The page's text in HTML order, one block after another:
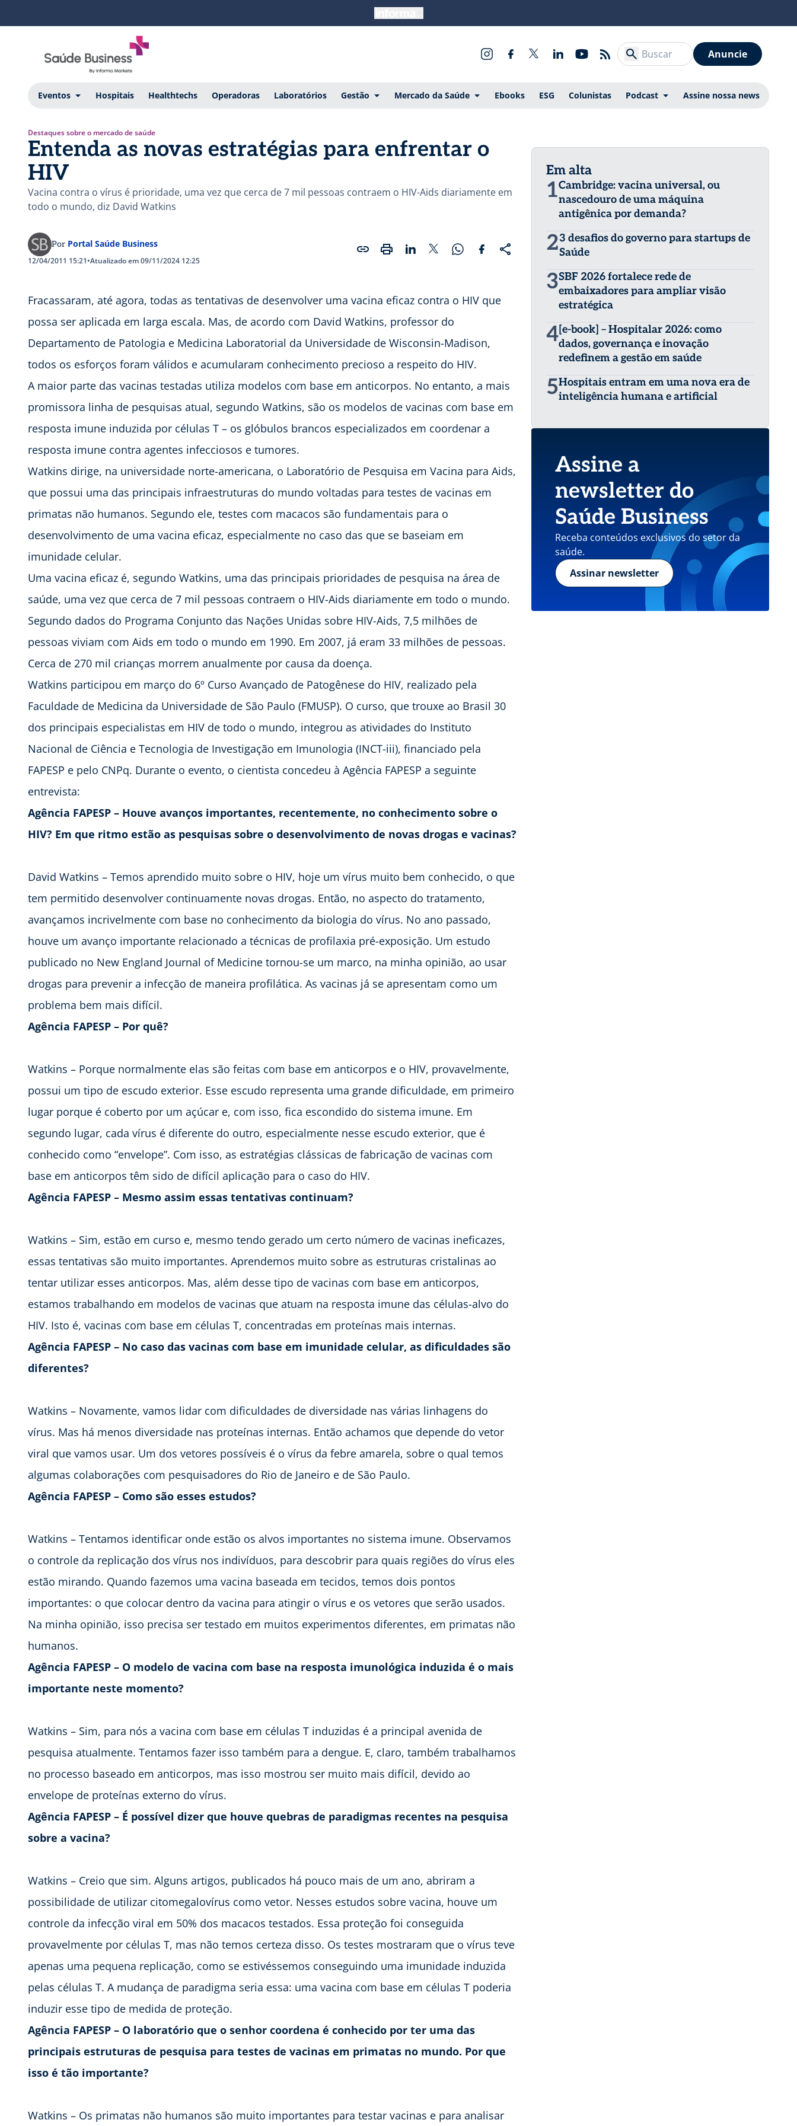
Anuncie
Eventos Hospitais Healthtechs Operadoras Laboratórios Gestão Mercado da Saúde Ebooks ESG Colunistas Podcast Assine nossa news
Destaques sobre o mercado de saúde
Entenda as novas estratégias para enfrentar o
HIV
Vacina contra o vírus é prioridade, uma vez que cerca de 7 mil pessoas contraem o HIV-Aids diariamente em
todo o mundo, diz David Watkins
Por Portal Saúde Business
12/04/2011 15:21•Atualizado em 09/11/2024 12:25
Fracassaram, até agora, todas as tentativas de desenvolver uma vacina eficaz contra o HIV que
possa ser aplicada em larga escala. Mas, de acordo com David Watkins, professor do
Departamento de Patologia e Medicina Laboratorial da Universidade de Wisconsin-Madison,
todos os esforços foram válidos e acumularam conhecimento precioso a respeito do HIV.
A maior parte das vacinas testadas utiliza modelos com base em anticorpos. No entanto, a mais
promissora linha de pesquisas atual, segundo Watkins, são os modelos de vacinas com base em
resposta imune induzida por células T – os glóbulos brancos especializados em coordenar a
resposta imune contra agentes infecciosos e tumores.
Watkins dirige, na universidade norte-americana, o Laboratório de Pesquisa em Vacina para Aids,
que possui uma das principais infraestruturas do mundo voltadas para testes de vacinas em
primatas não humanos. Segundo ele, testes com macacos são fundamentais para o
desenvolvimento de uma vacina eficaz, especialmente no caso das que se baseiam em
imunidade celular.
Uma vacina eficaz é, segundo Watkins, uma das principais prioridades de pesquisa na área de
saúde, uma vez que cerca de 7 mil pessoas contraem o HIV-Aids diariamente em todo o mundo.
Segundo dados do Programa Conjunto das Nações Unidas sobre HIV-Aids, 7,5 milhões de
pessoas viviam com Aids em todo o mundo em 1990. Em 2007, já eram 33 milhões de pessoas.
Cerca de 270 mil crianças morrem anualmente por causa da doença.
Watkins participou em março do 6º Curso Avançado de Patogênese do HIV, realizado pela
Faculdade de Medicina da Universidade de São Paulo (FMUSP). O curso, que trouxe ao Brasil 30
dos principais especialistas em HIV de todo o mundo, integrou as atividades do Instituto
Nacional de Ciência e Tecnologia de Investigação em Imunologia (INCT-iii), financiado pela
FAPESP e pelo CNPq. Durante o evento, o cientista concedeu à Agência FAPESP a seguinte
entrevista:
Agência FAPESP – Houve avanços importantes, recentemente, no conhecimento sobre o
HIV? Em que ritmo estão as pesquisas sobre o desenvolvimento de novas drogas e vacinas?
David Watkins – Temos aprendido muito sobre o HIV, hoje um vírus muito bem conhecido, o que
tem permitido desenvolver continuamente novas drogas. Então, no aspecto do tratamento,
avançamos incrivelmente com base no conhecimento da biologia do vírus. No ano passado,
houve um avanço importante relacionado a técnicas de profilaxia pré-exposição. Um estudo
publicado no New England Journal of Medicine tornou-se um marco, na minha opinião, ao usar
drogas para prevenir a infecção de maneira profilática. As vacinas já se apresentam como um
problema bem mais difícil.
Agência FAPESP – Por quê?
Watkins – Porque normalmente elas são feitas com base em anticorpos e o HIV, provavelmente,
possui um tipo de escudo exterior. Esse escudo representa uma grande dificuldade, em primeiro
lugar porque é coberto por um açúcar e, com isso, fica escondido do sistema imune. Em
segundo lugar, cada vírus é diferente do outro, especialmente nesse escudo exterior, que é
conhecido como “envelope”. Com isso, as estratégias clássicas de fabricação de vacinas com
base em anticorpos têm sido de difícil aplicação para o caso do HIV.
Agência FAPESP – Mesmo assim essas tentativas continuam?
Watkins – Sim, estão em curso e, mesmo tendo gerado um certo número de vacinas ineficazes,
essas tentativas são muito importantes. Aprendemos muito sobre as estruturas cristalinas ao
tentar utilizar esses anticorpos. Mas, além desse tipo de vacinas com base em anticorpos,
estamos trabalhando em modelos de vacinas que atuam na resposta imune das células-alvo do
HIV. Isto é, vacinas com base em células T, concentradas em proteínas mais internas.
Agência FAPESP – No caso das vacinas com base em imunidade celular, as dificuldades são
diferentes?
Watkins – Novamente, vamos lidar com dificuldades de diversidade nas várias linhagens do
vírus. Mas há menos diversidade nas proteínas internas. Então achamos que depende do vetor
viral que vamos usar. Um dos vetores possíveis é o vírus da febre amarela, sobre o qual temos
algumas colaborações com pesquisadores do Rio de Janeiro e de São Paulo.
Agência FAPESP – Como são esses estudos?
Watkins – Tentamos identificar onde estão os alvos importantes no sistema imune. Observamos
o controle da replicação dos vírus nos indivíduos, para descobrir para quais regiões do vírus eles
estão mirando. Quando fazemos uma vacina baseada em tecidos, temos dois pontos
importantes: o que colocar dentro da vacina para atingir o vírus e os vetores que serão usados.
Na minha opinião, isso precisa ser testado em muitos experimentos diferentes, em primatas não
humanos.
Agência FAPESP – O modelo de vacina com base na resposta imunológica induzida é o mais
importante neste momento?
Watkins – Sim, para nós a vacina com base em células T induzidas é a principal avenida de
pesquisa atualmente. Tentamos fazer isso também para a dengue. E, claro, também trabalhamos
no processo baseado em anticorpos, mas isso mostrou ser muito mais difícil, devido ao
envelope de proteínas externo do vírus.
Agência FAPESP – É possível dizer que houve quebras de paradigmas recentes na pesquisa
sobre a vacina?
Watkins – Creio que sim. Alguns artigos, publicados há pouco mais de um ano, abriram a
possibilidade de utilizar citomegalovírus como vetor. Nesses estudos sobre vacina, houve um
controle da infecção viral em 50% dos macacos testados. Essa proteção foi conseguida
provavelmente por células T, mas não temos certeza disso. Os testes mostraram que o vírus teve
apenas uma pequena replicação, como se estivéssemos conseguindo uma imunidade induzida
pelas células T. A mudança de paradigma seria essa: uma vacina com base em células T poderia
induzir esse tipo de medida de proteção.
Agência FAPESP – O laboratório que o senhor coordena é conhecido por ter uma das
principais estruturas de pesquisa para testes de vacinas em primatas no mundo. Por que
isso é tão importante?
Watkins – Os primatas não humanos são muito importantes para testar vacinas e para analisar
Em alta
1Cambridge: vacina universal, ou
nascedouro de uma máquina
antigênica por demanda?
23 desafios do governo para startups de
Saúde
3SBF 2026 fortalece rede de
embaixadores para ampliar visão
estratégica
4[e-book] – Hospitalar 2026: como
dados, governança e inovação
redefinem a gestão em saúde
5Hospitais entram em uma nova era de
inteligência humana e artificial
Assine a
newsletter do
Saúde Business
Receba conteúdos exclusivos do setor da
saúde.
Assinar newsletter